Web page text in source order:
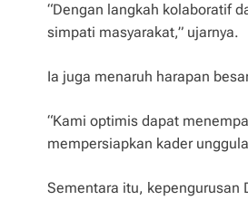
“Dengan langkah kolaboratif
simpati masyarakat,” ujarnya.
Ia juga menaruh harapan
“Kami optimis dapat
mempersiapkan kader
Sementara itu, kepengurusan